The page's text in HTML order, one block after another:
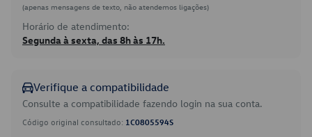
(apenas mensagens de texto, não atendemos ligações)
Horário de atendimento:
Segunda à sexta, das 8h às 17h.
Verifique a compatibilidade
Consulte a compatibilidade fazendo login na sua conta.
Código original consultado: 1C0805594S